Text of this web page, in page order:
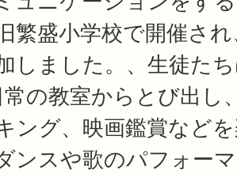
繁盛小学校で開催さ
しました。、生徒た
の教室からとび出し
ング、映画鑑賞など
ンスや歌のパフォー